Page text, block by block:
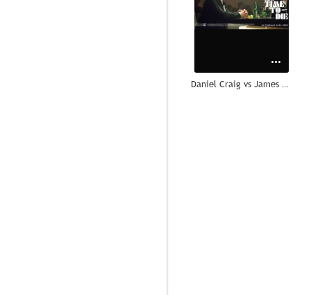
Daniel Craig vs James Bond